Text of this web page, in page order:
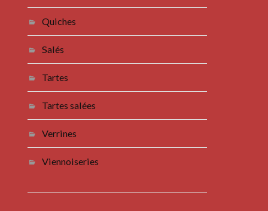
Quiches
Salés
Tartes
Tartes salées
Verrines
Viennoiseries